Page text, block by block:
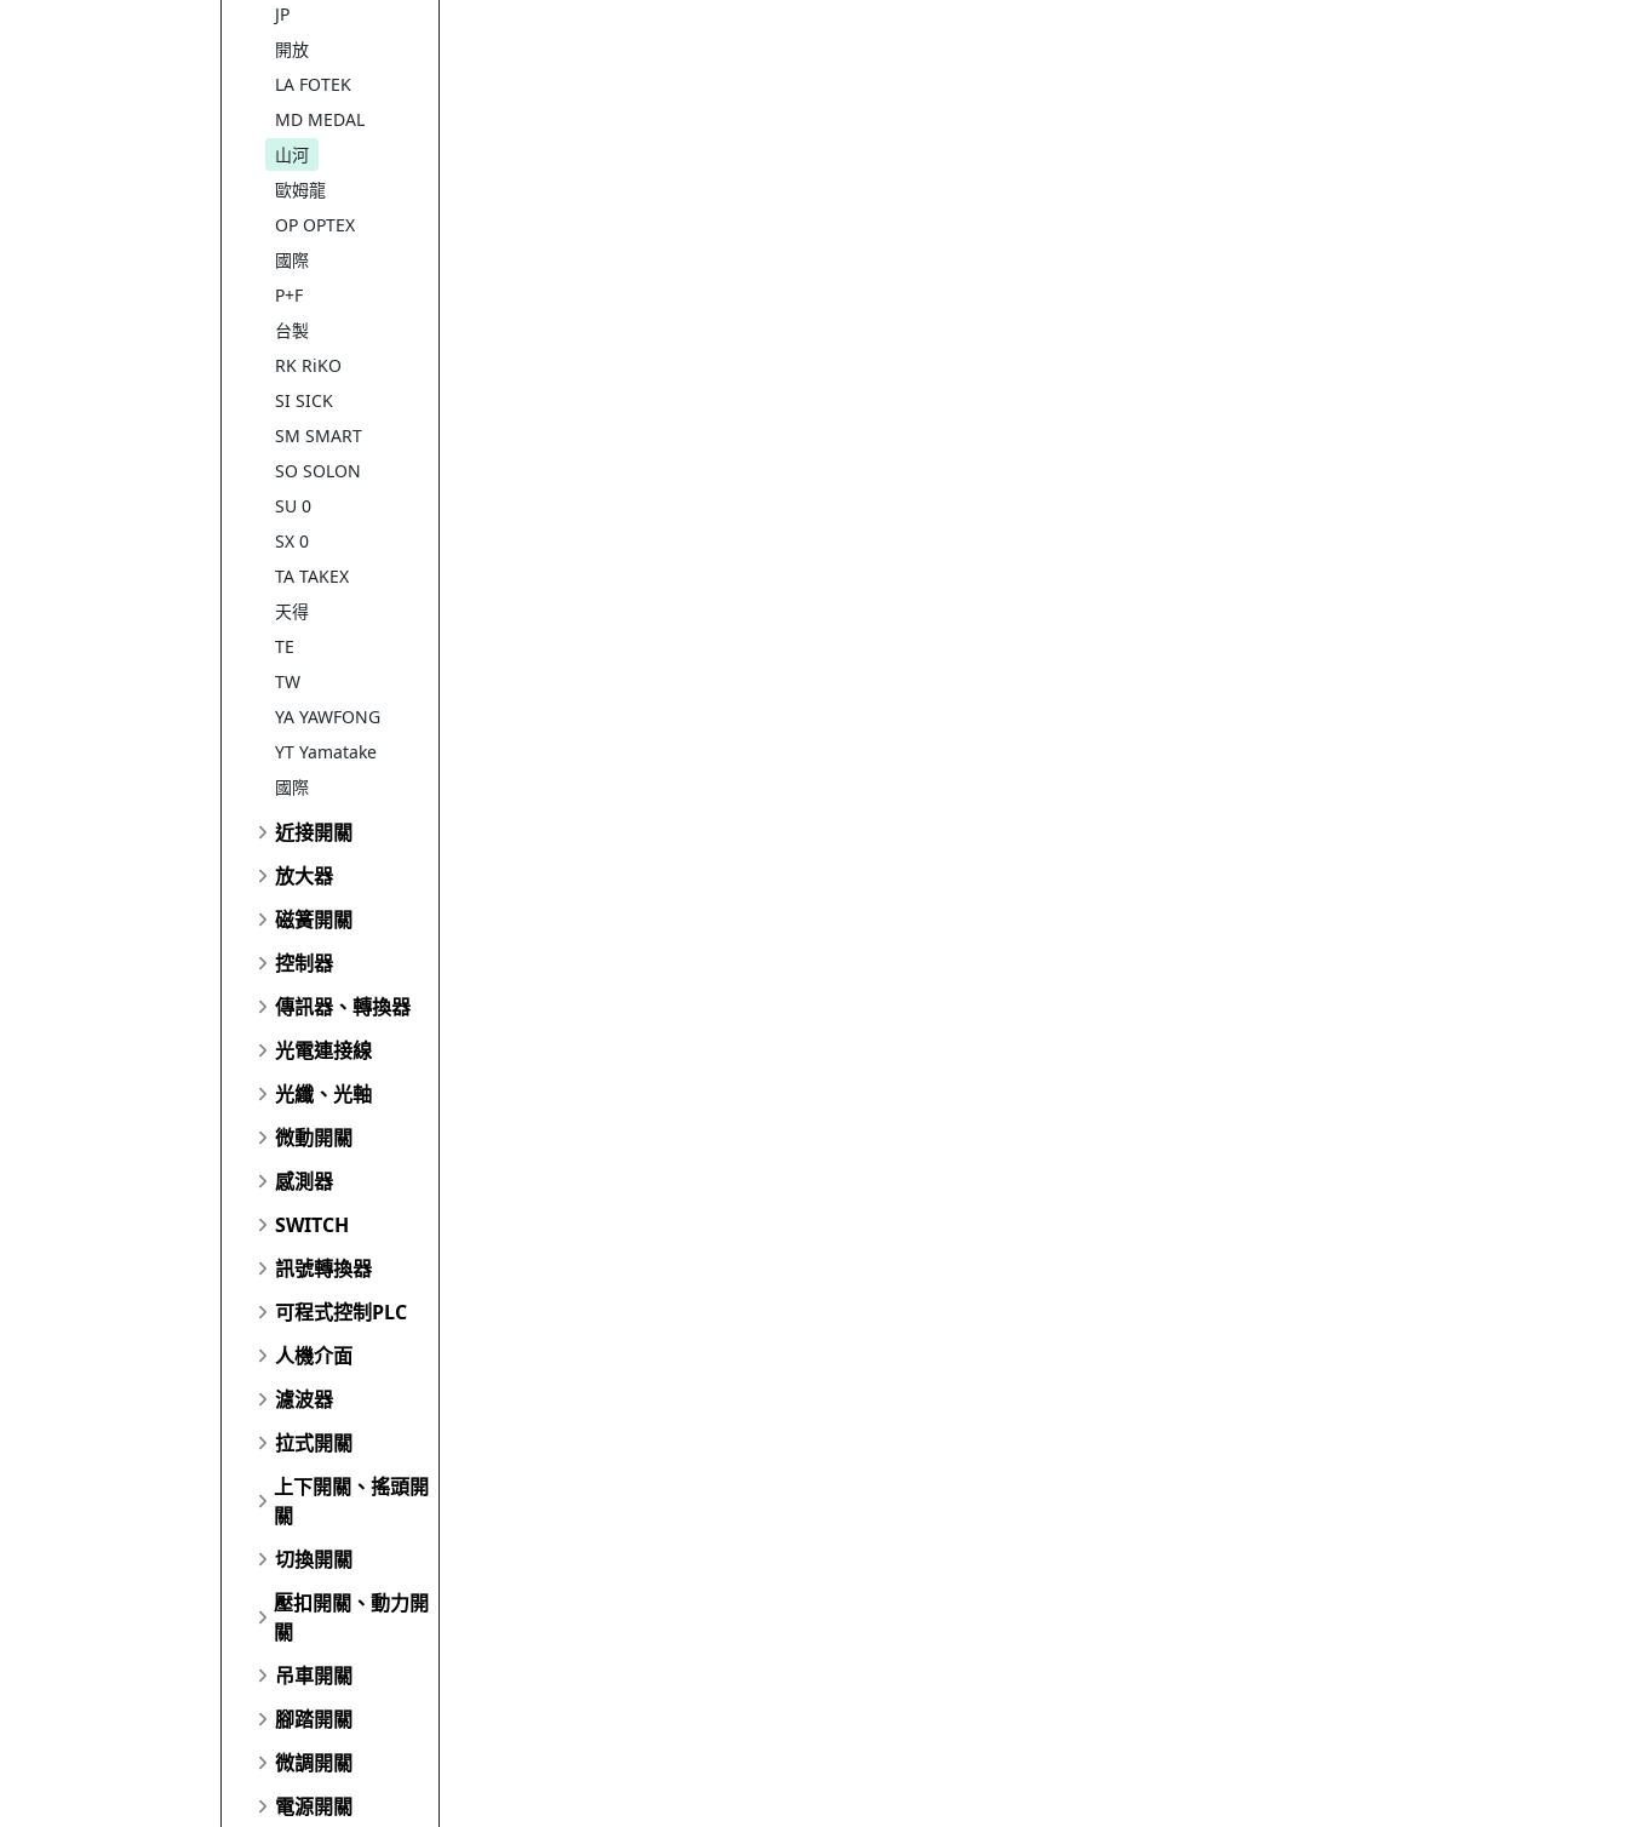
JP
開放
LA FOTEK
MD MEDAL
山河
歐姆龍
OP OPTEX
國際
P+F
台製
RK RiKO
SI SICK
SM SMART
SO SOLON
SU 0
SX 0
TA TAKEX
天得
TE
TW
YA YAWFONG
YT Yamatake
國際
近接開關
放大器
磁簧開關
控制器
傳訊器、轉換器
光電連接線
光纖、光軸
微動開關
感測器
SWITCH
訊號轉換器
可程式控制PLC
人機介面
濾波器
拉式開關
上下開關、搖頭開
關
切換開關
壓扣開關、動力開
關
吊車開關
腳踏開關
微調開關
電源開關